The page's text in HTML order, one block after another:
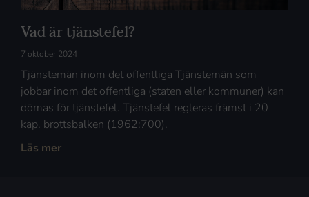
Vad är tjänstefel?
7 oktober 2024
Tjänstemän inom det offentliga Tjänstemän som
jobbar inom det offentliga (staten eller kommuner) kan
dömas för tjänstefel. Tjänstefel regleras främst i 20
kap. brottsbalken (1962:700).
Läs mer